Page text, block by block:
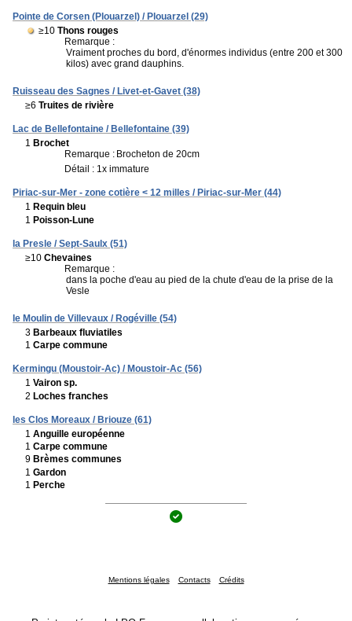
Pointe de Corsen (Plouarzel) / Plouarzel (29)
≥10 Thons rouges
Remarque :
Vraiment proches du bord, d'énormes individus (entre 200 et 300
kilos) avec grand dauphins.
Ruisseau des Sagnes / Livet-et-Gavet (38)
≥6 Truites de rivière
Lac de Bellefontaine / Bellefontaine (39)
1 Brochet
Remarque : Brocheton de 20cm
Détail : 1x immature
Piriac-sur-Mer - zone cotière < 12 milles / Piriac-sur-Mer (44)
1 Requin bleu
1 Poisson-Lune
la Presle / Sept-Saulx (51)
≥10 Chevaines
Remarque :
dans la poche d'eau au pied de la chute d'eau de la prise de la
Vesle
le Moulin de Villevaux / Rogéville (54)
3 Barbeaux fluviatiles
1 Carpe commune
Kermingu (Moustoir-Ac) / Moustoir-Ac (56)
1 Vairon sp.
2 Loches franches
les Clos Moreaux / Briouze (61)
1 Anguille européenne
1 Carpe commune
9 Brèmes communes
1 Gardon
1 Perche
Mentions légales Contacts Crédits